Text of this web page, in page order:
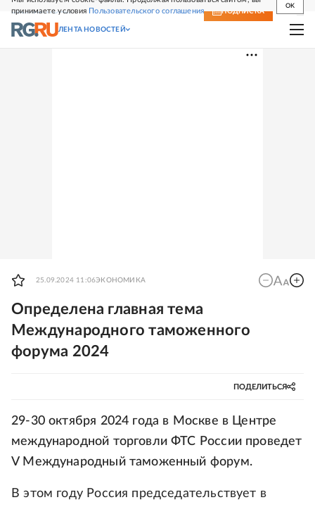
принимаете условия Пользовательского соглашения
OK
СВЕЖИЙ НОМЕР ПОДПИСКА
ЛЕНТА НОВОСТЕЙ
25.09.2024 11:06ЭКОНОМИКА
Определена главная тема
Международного таможенного
форума 2024
ПОДЕЛИТЬСЯ
29-30 октября 2024 года в Москве в Центре
международной торговли ФТС России проведет
V Международный таможенный форум.
В этом году Россия председательствует в